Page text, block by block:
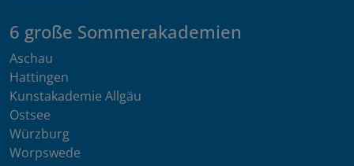
6 große Sommerakademien
Aschau
Hattingen
Kunstakademie Allgäu
Ostsee
Würzburg
Worpswede